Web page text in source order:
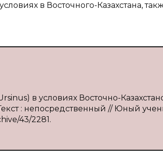
в Восточного-Казахстана,
в условиях Восточно-
: непосредственный // Юный
43/2281.